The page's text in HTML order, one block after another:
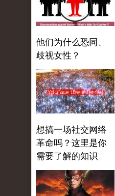
他们为什么恐同、
歧视女性？
想搞一场社交网络
革命吗？这里是你
需要了解的知识